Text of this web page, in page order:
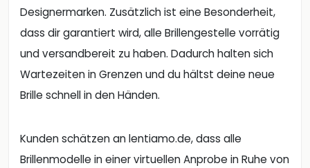
Designermarken. Zusätzlich ist eine Besonderheit,
dass dir garantiert wird, alle Brillengestelle vorrätig
und versandbereit zu haben. Dadurch halten sich
Wartezeiten in Grenzen und du hältst deine neue
Brille schnell in den Händen.
Kunden schätzen an lentiamo.de, dass alle
Brillenmodelle in einer virtuellen Anprobe in Ruhe von